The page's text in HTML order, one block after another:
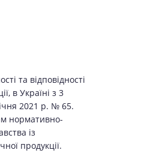
та відповідності
в Україні з 3
2021 р. № 65.
нормативно-
із
продукції.